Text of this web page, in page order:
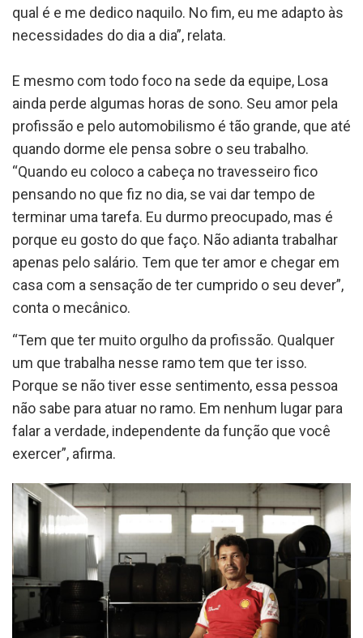
qual é e me dedico naquilo. No fim, eu me adapto às
necessidades do dia a dia”, relata.
E mesmo com todo foco na sede da equipe, Losa
ainda perde algumas horas de sono. Seu amor pela
profissão e pelo automobilismo é tão grande, que até
quando dorme ele pensa sobre o seu trabalho.
“Quando eu coloco a cabeça no travesseiro fico
pensando no que fiz no dia, se vai dar tempo de
terminar uma tarefa. Eu durmo preocupado, mas é
porque eu gosto do que faço. Não adianta trabalhar
apenas pelo salário. Tem que ter amor e chegar em
casa com a sensação de ter cumprido o seu dever”,
conta o mecânico.
“Tem que ter muito orgulho da profissão. Qualquer
um que trabalha nesse ramo tem que ter isso.
Porque se não tiver esse sentimento, essa pessoa
não sabe para atuar no ramo. Em nenhum lugar para
falar a verdade, independente da função que você
exercer”, afirma.